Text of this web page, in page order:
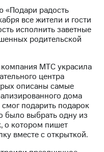
«Подари радость
все жители и гости
исполнить заветные
родительской
МТС украсила
центра
описаны самые
дома
подарить подарок
было выбрать одну из
о котором пишет
вместе с открыткой.